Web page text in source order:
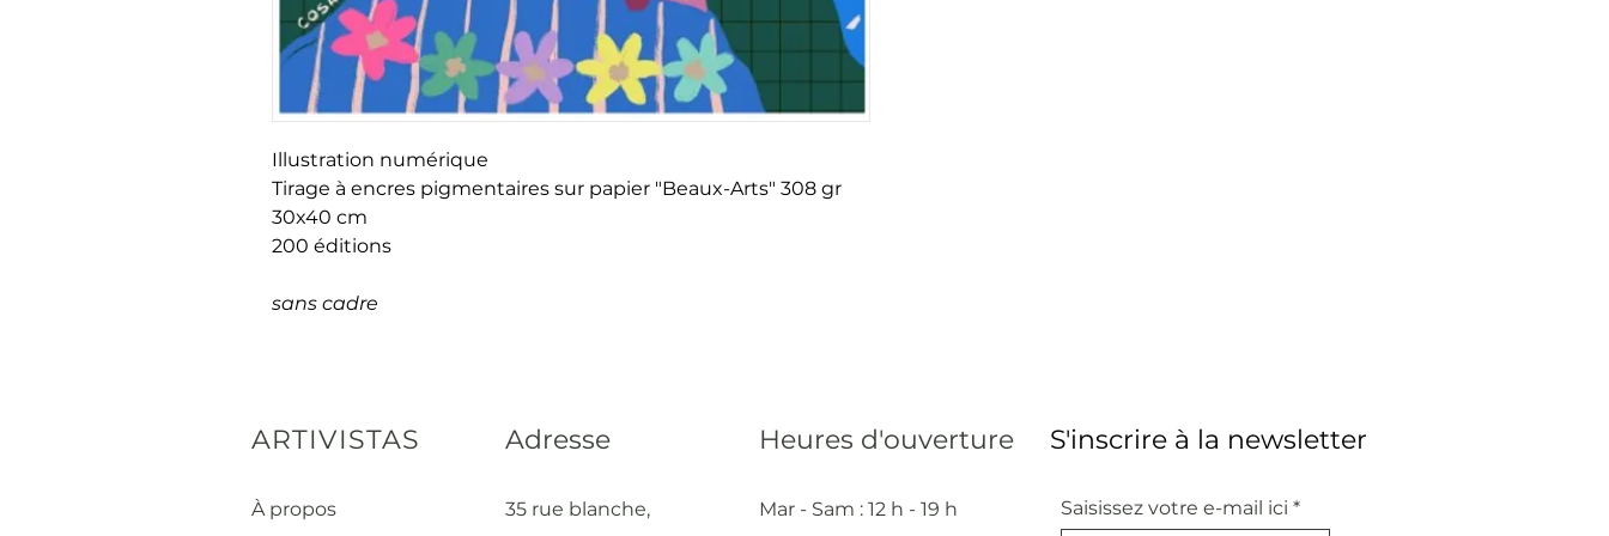
Illustration numérique
Tirage à encres pigmentaires sur papier "Beaux-Arts" 308 gr
30x40 cm
200 éditions
sans cadre
ARTIVISTAS Adresse Heures d'ouverture
À propos
35 rue blanche,
Mar - Sam : 12 h - 19 h
S'inscrire à la newsletter
Saisissez votre e-mail ici